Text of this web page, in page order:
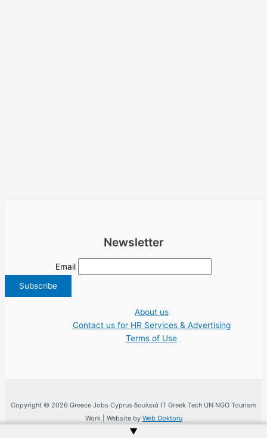
Newsletter
Email
About us
Contact us for HR Services & Advertising
Terms of Use
Copyright © 2026 Greece Jobs Cyprus δουλειά IT Greek Tech UN NGO Tourism
Work | Website by Web Doktoru
▲